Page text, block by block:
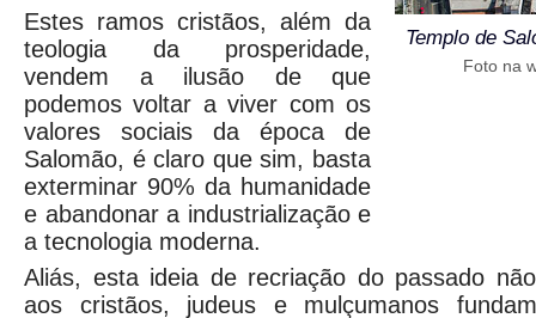
Estes ramos cristãos, além da
teologia da prosperidade,
vendem a ilusão de que
podemos voltar a viver com os
valores sociais da época de
Salomão, é claro que sim, basta
exterminar 90% da humanidade
e abandonar a industrialização e
a tecnologia moderna.
Templo de
Foto na
Aliás, esta ideia de recriação do passado
aos cristãos, judeus e mulçumanos